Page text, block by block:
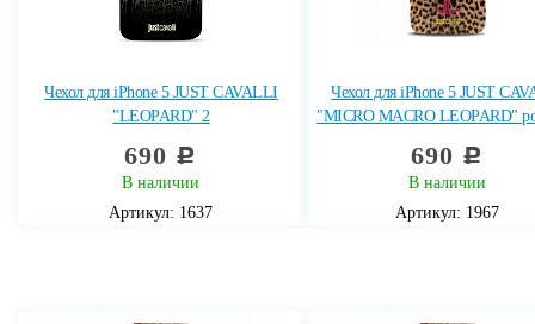
Чехол для iPhone 5 JUST CAVALLI
"LEOPARD" 2
690 c
В наличии
Артикул: 1637
Чехол для iPhone 5 JUST
"MICRO MACRO LEOPARD"
690 c
В наличии
Артикул: 1967